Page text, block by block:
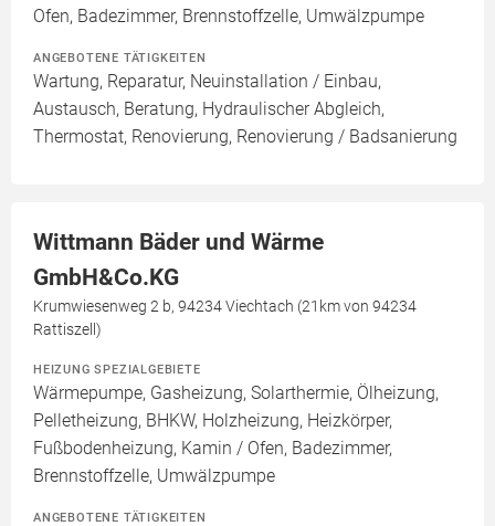
Ofen, Badezimmer, Brennstoffzelle, Umwälzpumpe
ANGEBOTENE TÄTIGKEITEN
Wartung, Reparatur, Neuinstallation / Einbau,
Austausch, Beratung, Hydraulischer Abgleich,
Thermostat, Renovierung, Renovierung / Badsanierung
Wittmann Bäder und Wärme
GmbH&Co.KG
Krumwiesenweg 2 b, 94234 Viechtach (21km von 94234
Rattiszell)
HEIZUNG SPEZIALGEBIETE
Wärmepumpe, Gasheizung, Solarthermie, Ölheizung,
Pelletheizung, BHKW, Holzheizung, Heizkörper,
Fußbodenheizung, Kamin / Ofen, Badezimmer,
Brennstoffzelle, Umwälzpumpe
ANGEBOTENE TÄTIGKEITEN